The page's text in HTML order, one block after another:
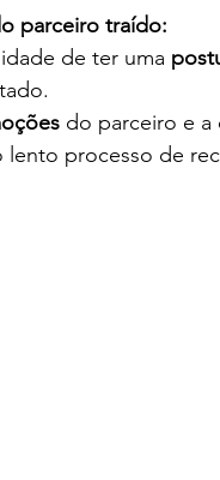
parceiro traído:
de ter uma
do parceiro e a
lento processo de